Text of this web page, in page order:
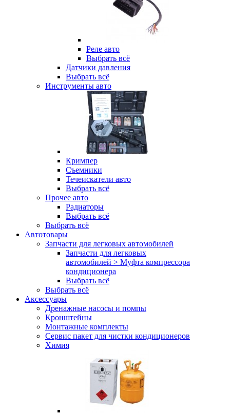
Реле авто
Выбрать всё
Датчики давления
Выбрать всё
Инструменты авто
Кримпер
Съемники
Течеискатели авто
Выбрать всё
Прочее авто
Радиаторы
Выбрать всё
Выбрать всё
Автотовары
Запчасти для легковых автомобилей
Запчасти для легковых
автомобилей > Муфта компрессора
кондиционера
Выбрать всё
Выбрать всё
Аксессуары
Дренажные насосы и помпы
Кронштейны
Монтажные комплекты
Сервис пакет для чистки кондиционеров
Химия